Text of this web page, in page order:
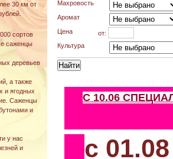
30 км от
сортов
саженцы
деревьев
а также
и ягодных
Саженцы
и
у нас
и
Махровость
Аромат
Цена
от:
Культура
С 10.06
с